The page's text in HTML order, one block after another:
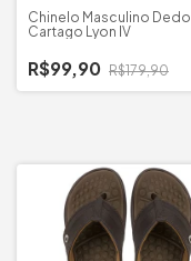
Chinelo Masculino Dedo
Cartago Lyon IV
R$99,90 R$179,90